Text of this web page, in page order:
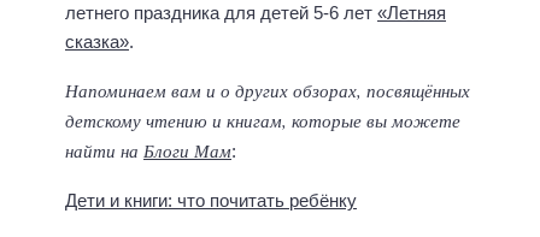
летнего праздника для детей 5-6 лет «Летняя
сказка».
Напоминаем вам и о других обзорах, посвящённых
детскому чтению и книгам, которые вы можете
найти на Блоги Мам:
Дети и книги: что почитать ребёнку